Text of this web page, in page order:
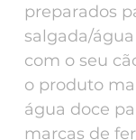
preparados
salgada/
com o seu
o produto
água doce
marcas de